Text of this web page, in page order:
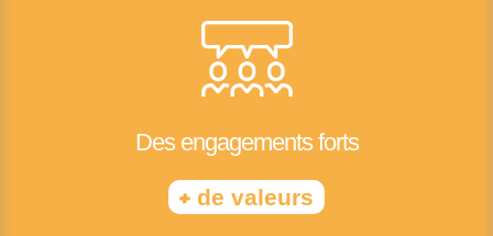
Des engagements forts
+ de valeurs